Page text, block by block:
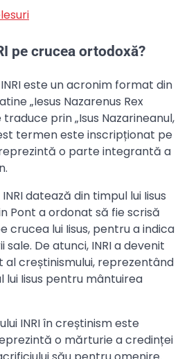
pe crucea ortodoxă?
este un acronim format din
„Iesus Nazarenus Rex
prin „Isus Nazarineanul,
termen este inscripționat pe
o parte integrantă a
datează din timpul lui Iisus
Pont a ordonat să fie scrisă
crucea lui Iisus, pentru a indica
De atunci, INRI a devenit
creștinismului, reprezentând
lui Iisus pentru mântuirea
INRI în creștinism este
o mărturie a credinței